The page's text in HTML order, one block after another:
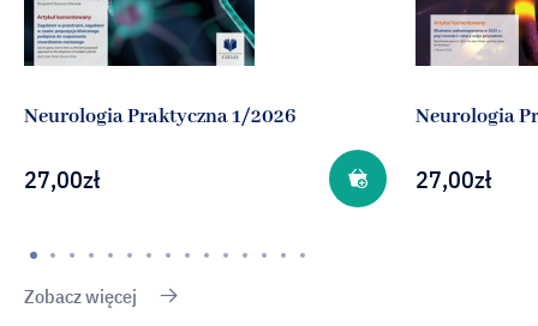
Neurologia Praktyczna 1/2026
27,00zł
Neurologia
27,00zł
Zobacz więcej